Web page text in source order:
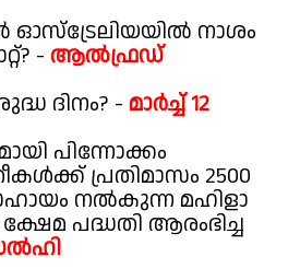
ഓസ്ട്രേലിയയിൽ നാശം
- ആൽഫ്രഡ്
ദിനം? - മാർച്ച് 12
പിന്നോക്കം
പ്രതിമാസം 2500
നൽകുന്ന മഹിളാ
പദ്ധതി ആരംഭിച്ച